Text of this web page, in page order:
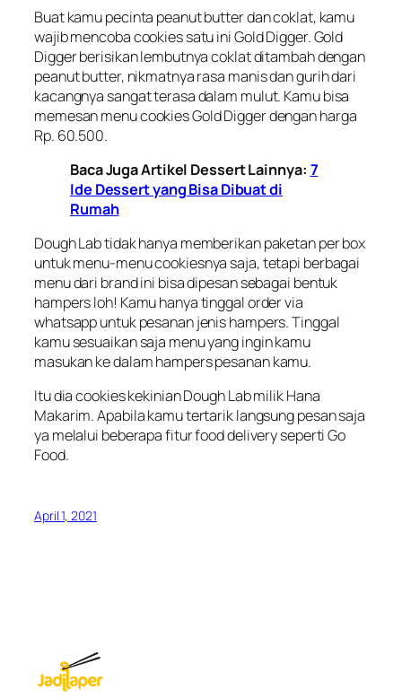
Buat kamu pecinta peanut butter dan coklat, kamu
wajib mencoba cookies satu ini Gold Digger. Gold
Digger berisikan lembutnya coklat ditambah dengan
peanut butter, nikmatnya rasa manis dan gurih dari
kacangnya sangat terasa dalam mulut. Kamu bisa
memesan menu cookies Gold Digger dengan harga
Rp. 60.500.
Baca Juga Artikel Dessert Lainnya: 7
Ide Dessert yang Bisa Dibuat di
Rumah
Dough Lab tidak hanya memberikan paketan per box
untuk menu-menu cookiesnya saja, tetapi berbagai
menu dari brand ini bisa dipesan sebagai bentuk
hampers loh! Kamu hanya tinggal order via
whatsapp untuk pesanan jenis hampers. Tinggal
kamu sesuaikan saja menu yang ingin kamu
masukan ke dalam hampers pesanan kamu.
Itu dia cookies kekinian Dough Lab milik Hana
Makarim. Apabila kamu tertarik langsung pesan saja
ya melalui beberapa fiturfood deliveryseperti Go
Food.
April 1, 2021